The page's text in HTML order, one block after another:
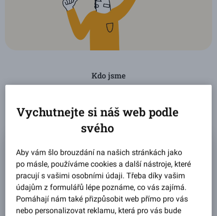
Kdo jsme
investovat. Bez zbytečných nákladů bank a zcela online.
Poskytujeme hlavněneúčelové půjčky, to znamená
na cokoli a bez udání důvodu. Nejčastěji vám
půjčujeme na rekonstrukce, auta nebo rozjezdy
podnikání. A také si k nám můžete převést půjčku
z jiné banky.
Vychutnejte si náš web podle
svého
Aby vám šlo brouzdání na našich stránkách jako
po másle, používáme cookies a další nástroje, které
pracují s vašimi osobními údaji. Třeba díky vašim
údajům z formulářů lépe poznáme, co vás zajímá.
Pomáhají nám také přizpůsobit web přímo pro vás
nebo personalizovat reklamu, která pro vás bude